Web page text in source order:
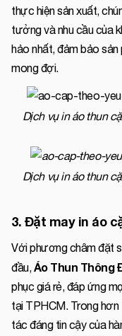
thực hiện sản xuất,
tưởng và nhu cầu của
hảo nhất, đảm bảo
mong đợi.
Dịch vụ in áo thun
Dịch vụ in áo thun
3. Đặt may in áo
Với phương châm đặt
đầu,Áo Thun Thông
phục giá rẻ, đáp ứng
tại TPHCM. Trong hơn
tác đáng tin cậy của